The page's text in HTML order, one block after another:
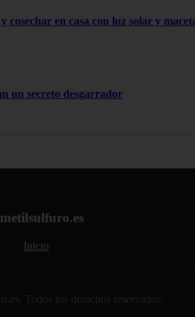
en casa con luz solar y
un secreto desgarrador
Inicio
Todos los derechos reservados.